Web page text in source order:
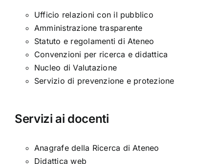
Ufficio relazioni con il pubblico
Amministrazione trasparente
Statuto e regolamenti di Ateneo
Convenzioni per ricerca e didattica
Nucleo di Valutazione
Servizio di prevenzione e protezione
Servizi ai docenti
Anagrafe della Ricerca di Ateneo
Didattica web